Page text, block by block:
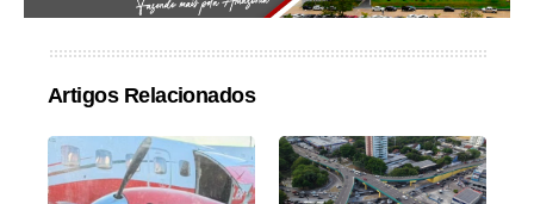
Artigos Relacionados